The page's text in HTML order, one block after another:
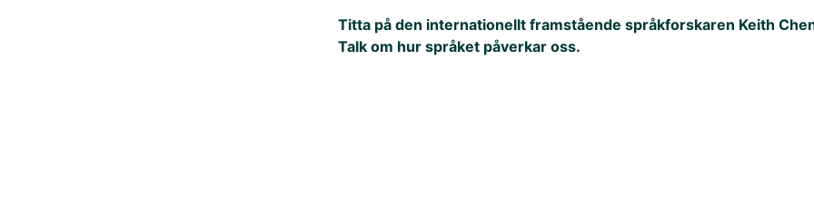
Titta på den internationellt framstående språkforskaren Keith
Talk om hur språket påverkar oss.